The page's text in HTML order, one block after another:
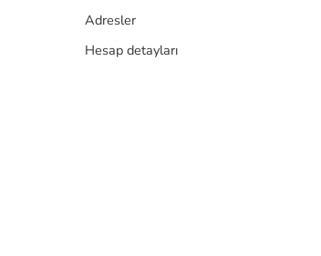
Adresler
Hesap detayları